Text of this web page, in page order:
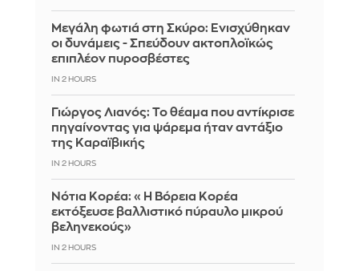
Μεγάλη φωτιά στη Σκύρο: Ενισχύθηκαν
οι δυνάμεις - Σπεύδουν ακτοπλοϊκώς
επιπλέον πυροσβέστες
IN 2 HOURS
Γιώργος Λιανός: Το θέαμα που αντίκρισε
πηγαίνοντας για ψάρεμα ήταν αντάξιο
της Καραϊβικής
IN 2 HOURS
Νότια Κορέα: «Η Βόρεια Κορέα
εκτόξευσε βαλλιστικό πύραυλο μικρού
βεληνεκούς»
IN 2 HOURS